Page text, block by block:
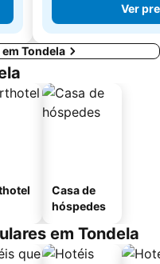
Ver
Tondela
Casa de
hóspedes
em Tondela